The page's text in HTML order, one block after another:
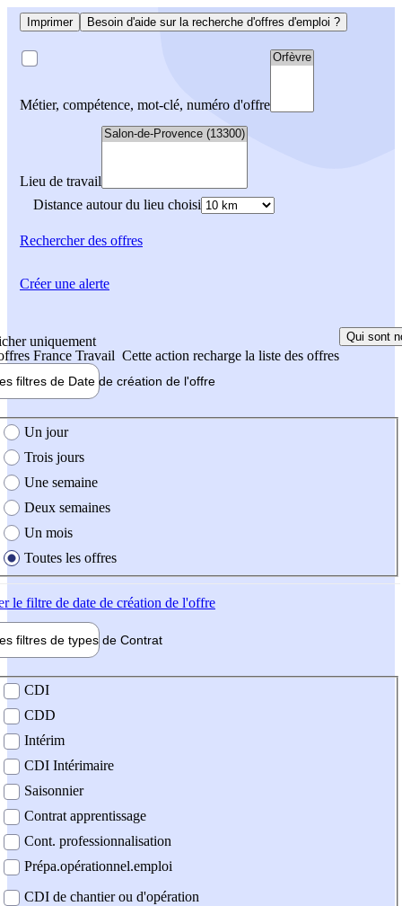
Imprimer Besoin d'aide sur la recherche d'offres d'emploi ?
Métier, compétence, mot-clé, numéro d'offre
Lieu de travail
Distance autour du lieu choisi
Rechercherdes offres
uniquement
France Travail Cette action recharge la liste des offres
Qui sont
filtres de Date de création de l'offre
création de l'offre
Un jour
Trois jours
Une semaine
Deux semaines
Un mois
Toutes les offres
le filtre de date de création de l'offre
filtres de types de Contrat
contrat
CDI
CDD
Intérim
CDI Intérimaire
Saisonnier
Contrat apprentissage
Cont. professionnalisation
Prépa.opérationnel.emploi
CDI de chantier ou d'opération
Créer une alerte